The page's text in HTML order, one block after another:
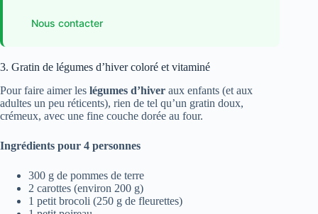
Nous contacter
3. Gratin de légumes d’hiver coloré et vitaminé
Pour faire aimer les légumes d’hiver aux enfants (et aux
adultes un peu réticents), rien de tel qu’un gratin doux,
crémeux, avec une fine couche dorée au four.
Ingrédients pour 4 personnes
300 g de pommes de terre
2 carottes (environ 200 g)
1 petit brocoli (250 g de fleurettes)